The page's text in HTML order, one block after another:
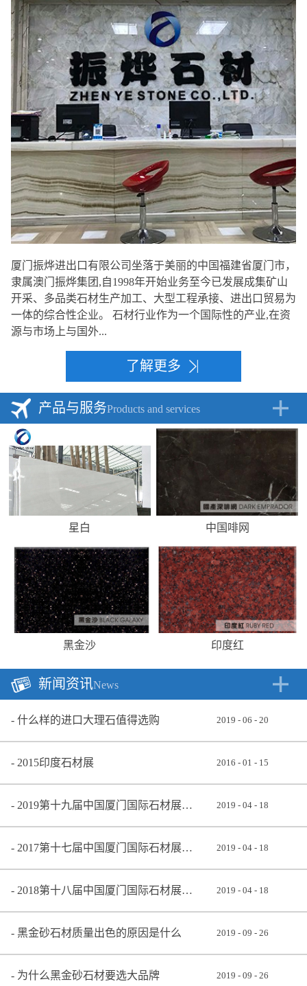
厦门振烨进出口有限公司坐落于美丽的中国福建省厦门市，
隶属澳门振烨集团,自1998年开始业务至今已发展成集矿山
开采、多品类石材生产加工、大型工程承接、进出口贸易为
一体的综合性企业。 石材行业作为一个国际性的产业,在资
源与市场上与国外...
了解更多
产品与服务Products and services
星白 中国啡网
黑金沙 印度红
新闻资讯News
什么样的进口大理石值得选购 2019 - 06 - 20
2015印度石材展 2016 - 01 - 15
2019第十九届中国厦门国际石材展览会 2019 - 04 - 18
2017第十七届中国厦门国际石材展览会 2019 - 04 - 18
2018第十八届中国厦门国际石材展览会 2019 - 04 - 18
黑金砂石材质量出色的原因是什么 2019 - 09 - 26
为什么黑金砂石材要选大品牌 2019 - 09 - 26